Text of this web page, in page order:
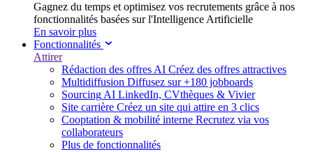
Gagnez du temps et optimisez vos recrutements grâce à nos
fonctionnalités basées sur l'Intelligence Artificielle
En savoir plus
Fonctionnalités
Attirer
Rédaction des offres AI Créez des offres attractives
Multidiffusion Diffusez sur +180 jobboards
Sourcing AI LinkedIn, CVthèques & Vivier
Site carrière Créez un site qui attire en 3 clics
Cooptation & mobilité interne Recrutez via vos
collaborateurs
Plus de fonctionnalités